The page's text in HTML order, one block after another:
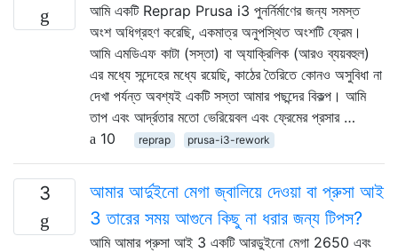
আমি একটি Reprap Prusa i3 পুনর্নির্মাণের জন্য সমস্ত
অংশ অধিগ্রহণ করেছি, একমাত্র অনুপস্থিত অংশটি ফ্রেম।
আমি এমডিএফ কাটা (সস্তা) বা অ্যাক্রিলিক (আরও ব্যয়বহুল)
এর মধ্যে সন্দেহের মধ্যে রয়েছি, কাঠের তৈরিতে কোনও অসুবিধা না
দেখা পর্যন্ত অবশ্যই একটি সস্তা আমার পছন্দের বিকল্প। আমি
তাপ এবং আর্দ্রতার মতো ভেরিয়েবল এবং ফ্রেমের প্রসার …
10
reprap prusa-i3-rework
3
আমার আর্দুইনো মেগা জ্বালিয়ে দেওয়া বা প্রুসা আই
3 তারের সময় আগুনে কিছু না ধরার জন্য টিপস?
আমি আমার প্রুসা আই 3 একটি আরডুইনো মেগা 2650 এবং